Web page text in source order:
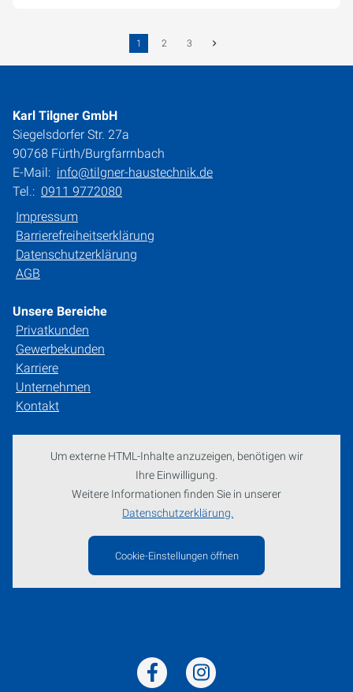
1 2 3
Karl Tilgner GmbH
Siegelsdorfer Str. 27a
90768 Fürth/Burgfarrnbach
E-Mail: info@tilgner-haustechnik.de
Tel.: 0911 9772080
Impressum
Barrierefreiheitserklärung
Datenschutzerklärung
AGB
Unsere Bereiche
Privatkunden
Gewerbekunden
Karriere
Unternehmen
Kontakt
Um externe HTML-Inhalte anzuzeigen, benötigen wir
Ihre Einwilligung.
Weitere Informationen finden Sie in unserer
Datenschutzerklärung.
Cookie-Einstellungen öffnen